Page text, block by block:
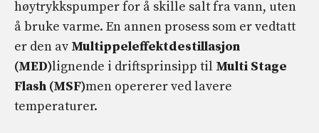
høytrykkspumper for å skille salt fra vann, uten
å bruke varme. En annen prosess som er vedtatt
er den av Multippeleffektdestillasjon
(MED)lignende i driftsprinsipp til Multi Stage
Flash (MSF)men opererer ved lavere
temperaturer.